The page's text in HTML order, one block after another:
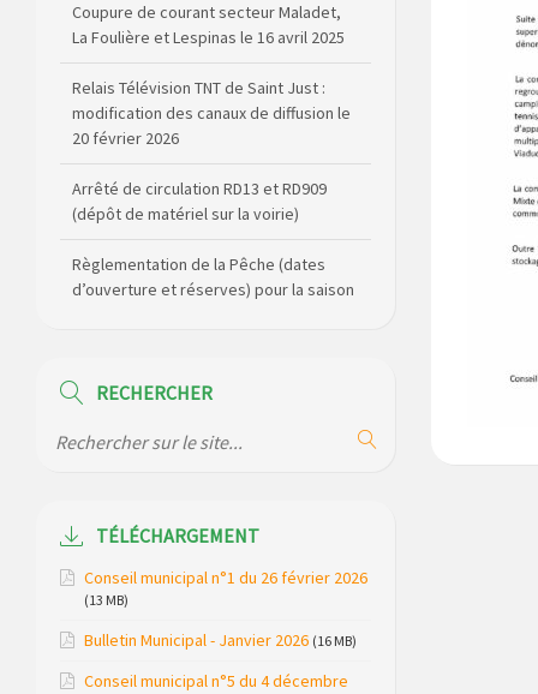
Coupure de courant secteur Maladet,
La Foulière et Lespinas le 16 avril 2025
Relais Télévision TNT de Saint Just :
modification des canaux de diffusion le
20 février 2026
Arrêté de circulation RD13 et RD909
(dépôt de matériel sur la voirie)
Règlementation de la Pêche (dates
d’ouverture et réserves) pour la saison
Communauté Janvier à Juin
Modification des horaires (et lieux) pour
les permanences de la gendarmerie
Maison des services de Ruynes en
RECHERCHER
TÉLÉCHARGEMENT
Conseil municipal n°1 du 26 février 2026
(13 MB)
Bulletin Municipal - Janvier 2026 (16 MB)
Conseil municipal n°5 du 4 décembre